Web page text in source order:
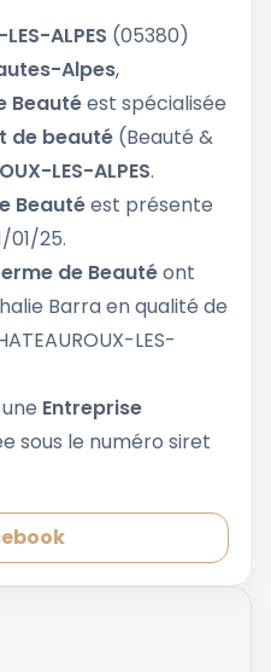
ALPES (05380)
Alpes,
Beautéest spécialisée
de beauté (Beauté &
LES-ALPES.
Beautéest présente
01/25.
de Beautéont
Barra en qualité de
LES-
Entreprise
sous le numéro siret